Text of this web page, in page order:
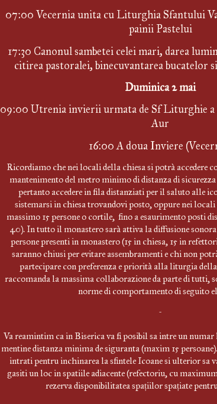
07:00 Vecernia unita cu Liturghia Sfantului
painii Pastelui
17:30 Canonul sambetei celei mari, darea
citirea pastoralei, binecuvantarea bucatelor
Duminica 2 mai
09:00 Utrenia invierii urmata de Sf Liturghie a
Aur
16:00 A doua Inviere
Ricordiamo che nei locali della chiesa si potrà accedere
mantenimento del metro minimo di distanza di sicurezza
pertanto accedere in fila distanziati per il saluto alle
sistemarsi in chiesa trovandovi posto, oppure nei
massimo 15 persone o cortile, fino a esaurimento posti
40). In tutto il monastero sarà attiva la diffusione
persone presenti in monastero (15 in chiesa, 15 in
saranno chiusi per evitare assembramenti e chi non
partecipare con preferenza e priorità alla liturgia della
raccomanda la massima collaborazione da parte di tutti,
norme di comportamento di seguito
-
Va reamintim ca in Biserica va fi posibil sa intre un numar
mentine distanza minima de siguranta (maxim 15
intrati pentru inchinarea la sfintele Icoane si ulterior sa
gasiti un loc in spatiile adiacente (refectoriu, cu maximum
rezerva disponibilitatea spațiilor spațiate